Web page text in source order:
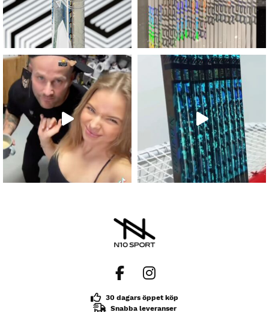
30 dagars öppet köp
Snabba leveranser